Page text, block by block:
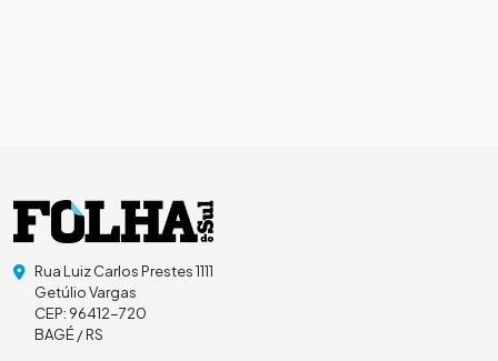
Rua Luiz Carlos Prestes 1111
Getúlio Vargas
CEP: 96412-720
BAGÉ / RS